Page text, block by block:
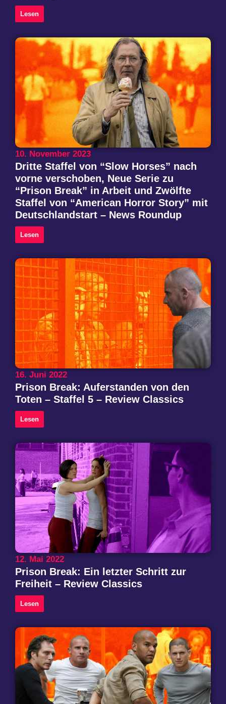
Lesen
10. November 2023
Dritte Staffel von “Slow Horses” nach
vorne verschoben, Neue Serie zu
“Prison Break” in Arbeit und Zwölfte
Staffel von “American Horror Story” mit
Deutschlandstart – News Roundup
Lesen
16. Juni 2022
Prison Break: Auferstanden von den
Toten – Staffel 5 – Review Classics
Lesen
12. Mai 2022
Prison Break: Ein letzter Schritt zur
Freiheit – Review Classics
Lesen